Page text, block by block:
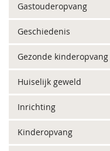
Gastouderopvang
Geschiedenis
Gezonde kinderopvang
Huiselijk geweld
Inrichting
Kinderopvang